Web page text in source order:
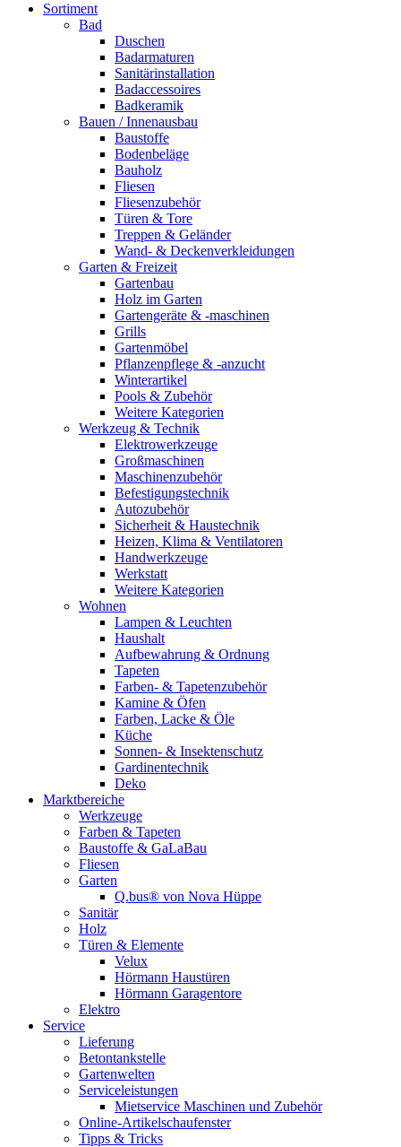
Sortiment
Bad
Duschen
Badarmaturen
Sanitärinstallation
Badaccessoires
Badkeramik
Bauen / Innenausbau
Baustoffe
Bodenbeläge
Bauholz
Fliesen
Fliesenzubehör
Türen & Tore
Treppen & Geländer
Wand- & Deckenverkleidungen
Garten & Freizeit
Gartenbau
Holz im Garten
Gartengeräte & -maschinen
Grills
Gartenmöbel
Pflanzenpflege & -anzucht
Winterartikel
Pools & Zubehör
Weitere Kategorien
Werkzeug & Technik
Elektrowerkzeuge
Großmaschinen
Maschinenzubehör
Befestigungstechnik
Autozubehör
Sicherheit & Haustechnik
Heizen, Klima & Ventilatoren
Handwerkzeuge
Werkstatt
Weitere Kategorien
Wohnen
Lampen & Leuchten
Haushalt
Aufbewahrung & Ordnung
Tapeten
Farben- & Tapetenzubehör
Kamine & Öfen
Farben, Lacke & Öle
Küche
Sonnen- & Insektenschutz
Gardinentechnik
Deko
Marktbereiche
Werkzeuge
Farben & Tapeten
Baustoffe & GaLaBau
Fliesen
Garten
Q.bus® von Nova Hüppe
Sanitär
Holz
Türen & Elemente
Velux
Hörmann Haustüren
Hörmann Garagentore
Elektro
Service
Lieferung
Betontankstelle
Gartenwelten
Serviceleistungen
Mietservice Maschinen und Zubehör
Online-Artikelschaufenster
Tipps & Tricks